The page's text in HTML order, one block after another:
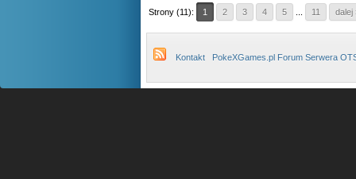
Strony (11): 1 2 3 4 5 11 dalej
Kontakt PokeXGames.pl Forum Serwera